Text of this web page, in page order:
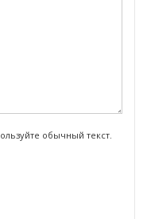
обычный текст.